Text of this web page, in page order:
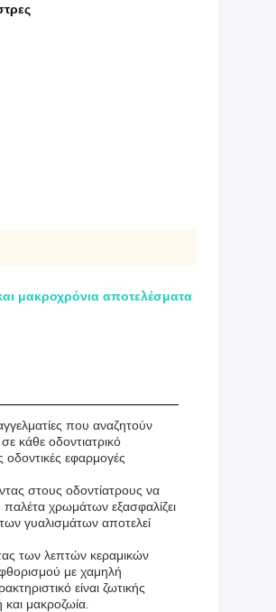
μακροχρόνια αποτελέσματα
που αναζητούν
κάθε οδοντιατρικό
οδοντικές εφαρμογές
στους οδοντίατρους να
παλέτα χρωμάτων εξασφαλίζει
γυαλισμάτων αποτελεί
των λεπτών κεραμικών
με χαμηλή
είναι ζωτικής
μακροζωία.